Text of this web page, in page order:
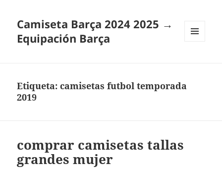
Camiseta Barça 2024 2025 →
Equipación Barça
Etiqueta:camisetas futbol temporada
2019
comprar camisetas tallas
grandes mujer